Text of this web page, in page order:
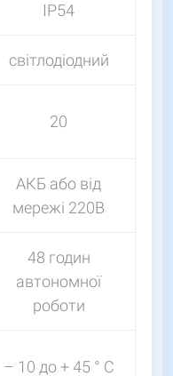
IP54
світлодіодний
20
АКБ або від
мережі 220В
48 годин
автономної
роботи
– 10 до + 45 ° C